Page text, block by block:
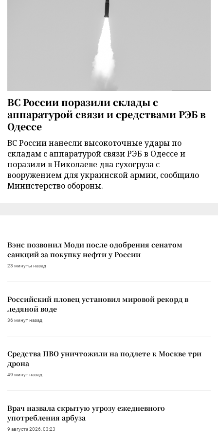
ВС России поразили склады с
аппаратурой связи и средствами РЭБ в
Одессе
ВС России нанесли высокоточные удары по
складам с аппаратурой связи РЭБ в Одессе и
поразили в Николаеве два сухогруза с
вооружением для украинской армии, сообщило
Министерство обороны.
Вэнс позвонил Моди после одобрения сенатом
санкций за покупку нефти у России
23 минуты назад
Российский пловец установил мировой рекорд в
ледяной воде
36 минут назад
Средства ПВО уничтожили на подлете к Москве три
дрона
49 минут назад
Врач назвала скрытую угрозу ежедневного
употребления арбуза
9 августа 2026, 03:23